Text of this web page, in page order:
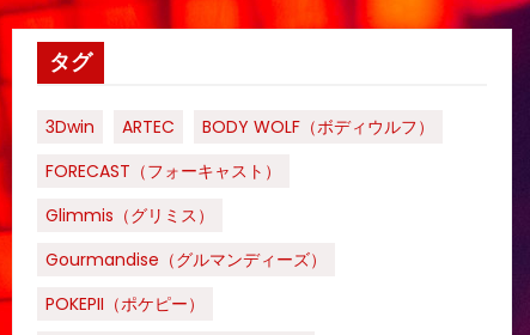
タグ
3Dwin ARTEC
BODY WOLF（ボディウルフ）
FORECAST（フォーキャスト）
Glimmis（グリミス）
Gourmandise（グルマンディーズ）
POKEPII（ポケピー）